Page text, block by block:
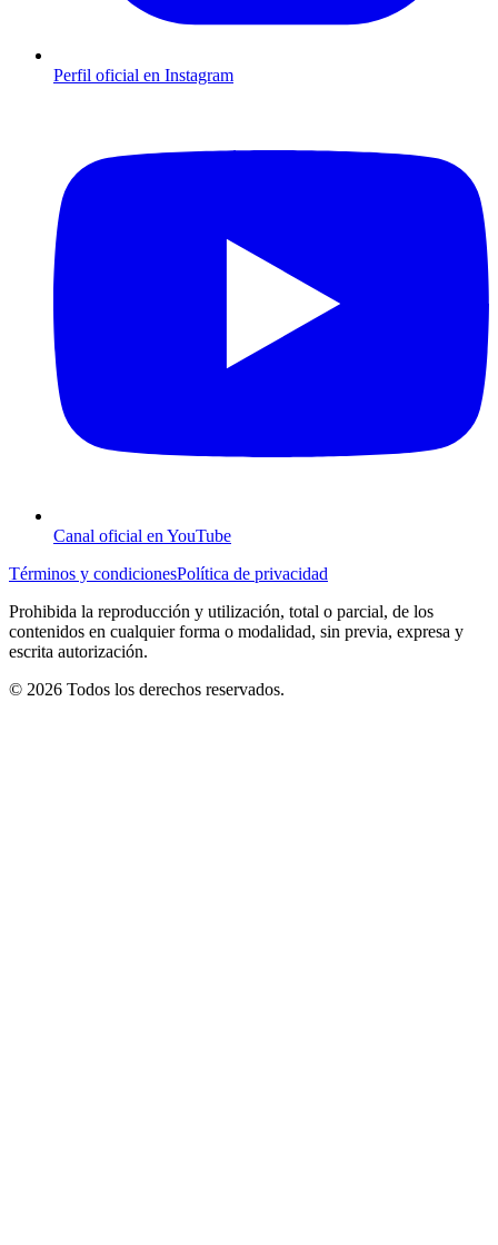
Perfil oficial en Instagram
Canal oficial en YouTube
Términos y condicionesPolítica de privacidad
Prohibida la reproducción y utilización, total o parcial, de los
contenidos en cualquier forma o modalidad, sin previa, expresa y
escrita autorización.
© 2026 Todos los derechos reservados.